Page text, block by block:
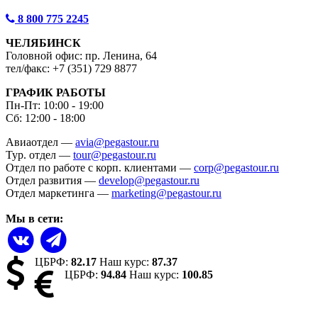
8 800 775 2245
ЧЕЛЯБИНСК
Головной офис: пр. Ленина, 64
тел/факс: +7 (351) 729 8877
ГРАФИК РАБОТЫ
Пн-Пт: 10:00 - 19:00
Сб: 12:00 - 18:00
Авиаотдел — avia@pegastour.ru
Тур. отдел — tour@pegastour.ru
Отдел по работе с корп. клиентами — corp@pegastour.ru
Отдел развития — develop@pegastour.ru
Отдел маркетинга — marketing@pegastour.ru
Мы в сети:
ЦБРФ:82.17 Наш курс:87.37
ЦБРФ: 94.84 Наш курс: 100.85